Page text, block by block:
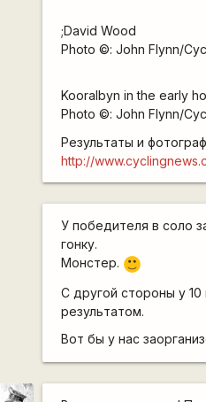
;David Wood
Photo ©: John Flynn/
Kooralbyn in the early
Photo ©: John Flynn/
Результаты и
http://
У победителя в соло
гонку.
Монстер.
:)
С другой стороны у
результатом.
Вот бы у нас